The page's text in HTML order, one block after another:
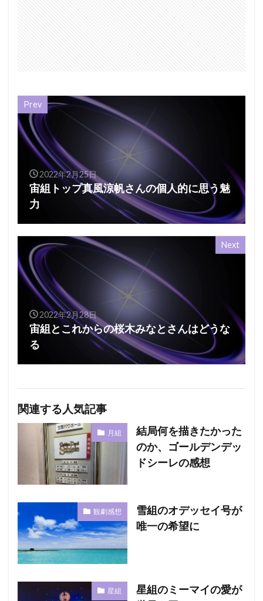
Prev
2022年2月25日
宙組トップ真風涼帆さんの個人的に思う魅
力
Next
2022年2月28日
宙組とこれからの桜木みなとさんはどうな
る
関連する人気記事
月組
結局何を描きたかった
のか、ゴールデンデッ
ドシーレの感想
観劇感想
雪組のオデッセイ号が
唯一の希望に
星組
星組のミーマイの愛が